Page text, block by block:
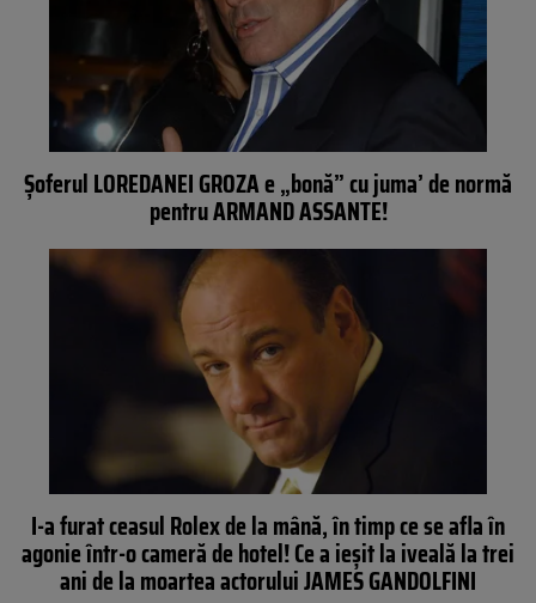
Şoferul LOREDANEI GROZA e „bonă” cu juma’ de normă
pentru ARMAND ASSANTE!
I-a furat ceasul Rolex de la mână, în timp ce se afla în
agonie într-o cameră de hotel! Ce a ieşit la iveală la trei
ani de la moartea actorului JAMES GANDOLFINI